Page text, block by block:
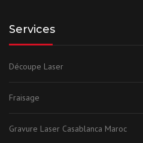
Services
Découpe Laser
Fraisage
Gravure Laser Casablanca Maroc